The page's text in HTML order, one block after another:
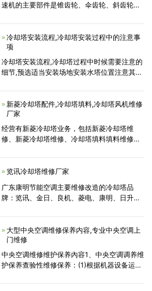
速机的主要部件是锥齿轮、伞齿轮、斜齿轮及
的失效形式是轮齿工作面磨损和点蚀。齿轮出
现磨损或点蚀后，运动精度降低，噪音和振动
增大。如
冷却塔安装流程,冷却塔安装过程中的注意事
项
冷却塔安装流程,冷却塔过程中时候需要注意的
细节,预选适当安装场地安装水塔位置注意其负
火，严禁在塔体及其邻近使用电焊或气割等明
火，也不允许在场人员吸烟等。如动用明火，
应采取相
新菱冷却塔配件,冷却塔填料,冷却塔风机维修
厂家
经营有新菱冷却塔业务，包括新菱冷却塔维
修、新菱冷却塔维修、冷却塔填料填料维修、
冷却塔风机、新菱冷却塔减速器、新菱冷却塔
配件等业务...
览讯冷却塔维修厂家
广东康明节能空调主要维修改造的冷却塔品
牌：览讯、金日、良机、菱电、康明、日升、
林、菱科等冷却塔,同时承接各品牌冷却塔的设
计，冷却塔维修，冷却塔改造，更换冷却塔配
件等服务...
大型中央空调维修保养内容,专业中央空调上
门维修
中央空调维修维护保养內容1、中央空调调养维
护保养查验性维修保养：(1)根据机器设备运转
检;(2)当场具体指导客户的使用工作人员，解读